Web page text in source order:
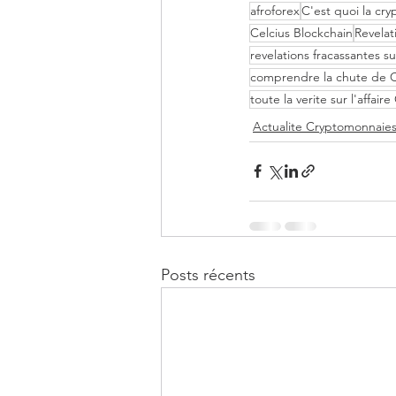
afroforexC'est quoi la
Celcius Blockchain
revelations fracassantes
comprendre la chute de
toute la verite sur l'affaire
Actualite Cryptomonnaies
Posts récents